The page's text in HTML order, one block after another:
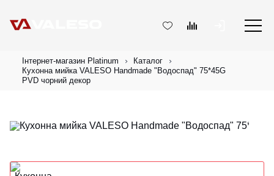
Інтернет-магазин Platinum
Каталог
Кухонна мийка VALESO Handmade "Водоспад" 75*45G
PVD чорний декор